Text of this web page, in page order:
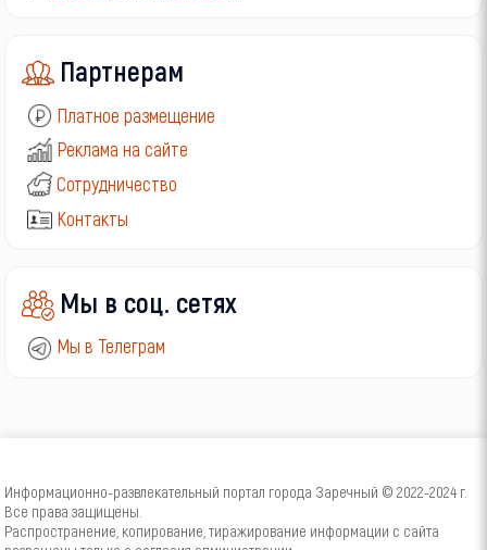
Партнерам
Платное размещение
Реклама на сайте
Сотрудничество
Контакты
Мы в соц. сетях
Мы в Телеграм
Информационно-развлекательный портал города Заречный © 2022-2024 г.
Все права защищены.
Распространение, копирование, тиражирование информации с сайта